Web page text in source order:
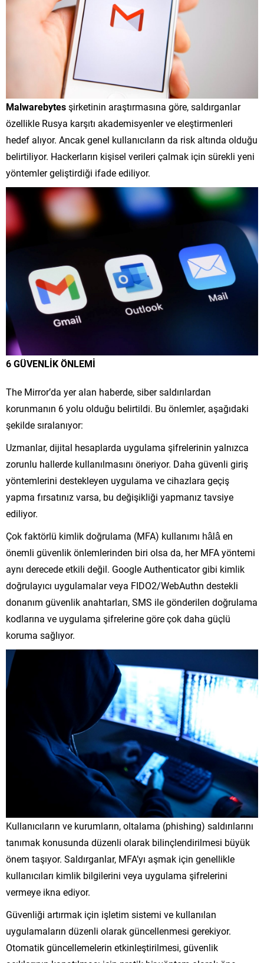
Malwarebytesşirketinin araştırmasına göre, saldırganlar
özellikle Rusya karşıtı akademisyenler ve eleştirmenleri
hedef alıyor. Ancak genel kullanıcıların da risk altında olduğu
belirtiliyor. Hackerların kişisel verileri çalmak için sürekli yeni
yöntemler geliştirdiği ifade ediliyor.
6 GÜVENLİK ÖNLEMİ
The Mirror’da yer alan haberde, siber saldırılardan
korunmanın 6 yolu olduğu belirtildi. Bu önlemler, aşağıdaki
şekilde sıralanıyor:
Uzmanlar, dijital hesaplarda uygulama şifrelerinin yalnızca
zorunlu hallerde kullanılmasını öneriyor. Daha güvenli giriş
yöntemlerini destekleyen uygulama ve cihazlara geçiş
yapma fırsatınız varsa, bu değişikliği yapmanız tavsiye
ediliyor.
Çok faktörlü kimlik doğrulama (MFA) kullanımı hâlâ en
önemli güvenlik önlemlerinden biri olsa da, her MFA yöntemi
aynı derecede etkili değil. Google Authenticator gibi kimlik
doğrulayıcı uygulamalar veya FIDO2/WebAuthn destekli
donanım güvenlik anahtarları, SMS ile gönderilen doğrulama
kodlarına ve uygulama şifrelerine göre çok daha güçlü
koruma sağlıyor.
Kullanıcıların ve kurumların, oltalama (phishing) saldırılarını
tanımak konusunda düzenli olarak bilinçlendirilmesi büyük
önem taşıyor. Saldırganlar, MFA’yı aşmak için genellikle
kullanıcıları kimlik bilgilerini veya uygulama şifrelerini
vermeye ikna ediyor.
Güvenliği artırmak için işletim sistemi ve kullanılan
uygulamaların düzenli olarak güncellenmesi gerekiyor.
Otomatik güncellemelerin etkinleştirilmesi, güvenlik